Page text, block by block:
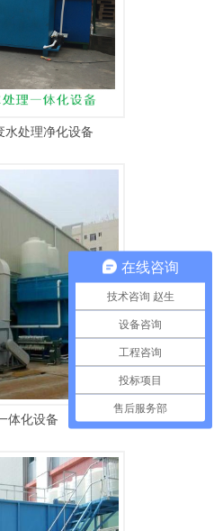
水处理净化设备
体化设备
在线咨询
技术咨询 赵生
设备咨询
工程咨询
投标项目
售后服务部